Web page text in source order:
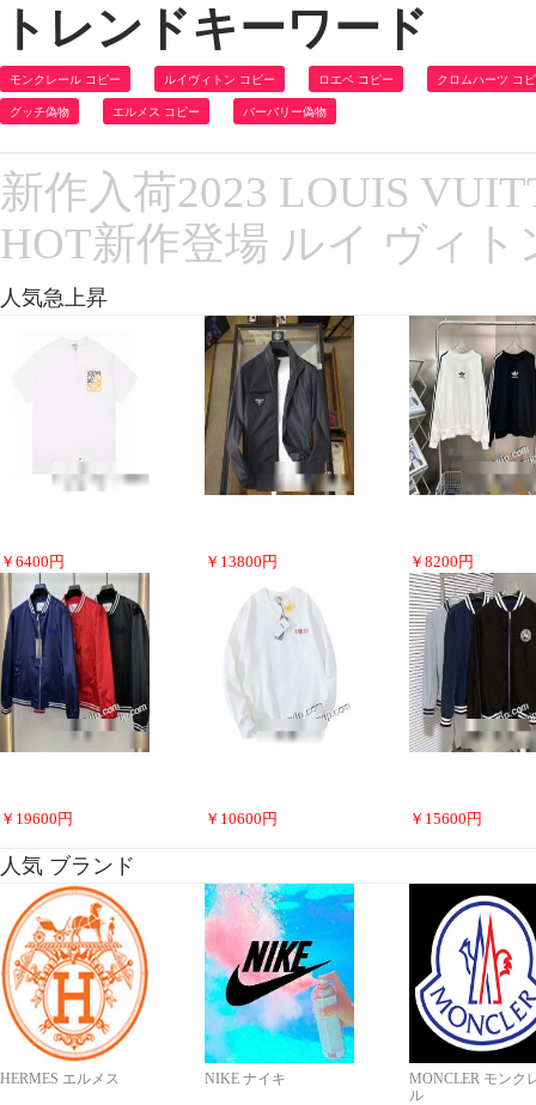
トレンドキーワード
モンクレール コピー ルイヴィトン コピー ロエベ コピー クロムハーツ コ
グッチ偽物 エルメス コピー バーバリー偽物
新作入荷2023 LOUIS
HOT新作登場 ルイ ヴィト
人気急上昇
￥ 6400 円 ￥ 13800 円 ￥ 8200 円
￥ 19600 円 ￥ 10600 円 ￥ 15600 円
人気 ブランド
HERMES エルメス NIKE ナイキ
MONCLER モンク
ル